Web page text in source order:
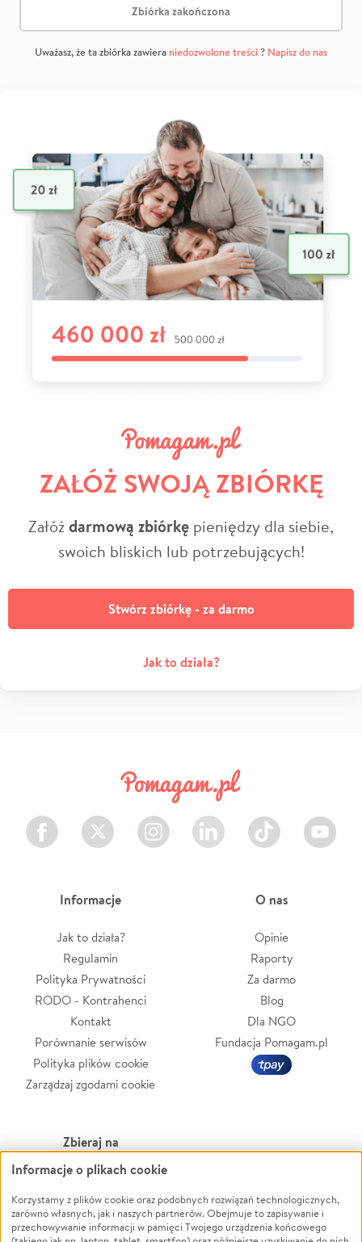
Zbiórka zakończona
Uważasz, że ta zbiórka zawiera niedozwolone treści? Napisz do nas
ZAŁÓŻ SWOJĄ ZBIÓRKĘ
Załóżdarmową zbiórkę pieniędzy dla siebie,
swoich bliskich lub potrzebujących!
Stwórz zbiórkę - za darmo
Jak to działa?
Facebook Twitter Instagram LinkedIn TikTok Youtube
Informacje
Jak to działa?
Regulamin
Polityka Prywatności
RODO - Kontrahenci
Kontakt
Porównanie serwisów
Polityka plików cookie
Zarządzaj zgodami cookie
O nas
Opinie
Raporty
Za darmo
Blog
Dla NGO
Fundacja Pomagam.pl
Zbieraj na
Leczenie
Zwierzęta
Pożar
Powódź
Wichura
Informacje o plikach cookie
Korzystamy z plików cookie oraz podobnych rozwiązań technologicznych,
zarówno własnych, jak i naszych partnerów. Obejmuje to zapisywanie i
przechowywanie informacji w pamięci Twojego urządzenia końcowego